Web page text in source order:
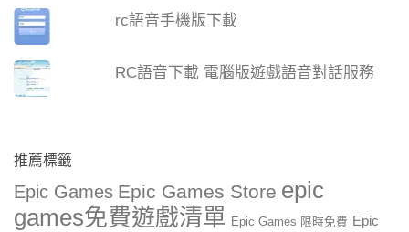
rc語音手機版下載
RC語音下載 電腦版遊戲語音對話服務
推薦標籤
Epic Games Epic Games Store epic
games免費遊戲清單 Epic Games 限時免費 Epic